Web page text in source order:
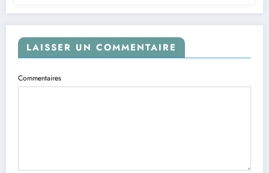
LAISSER UN COMMENTAIRE
Commentaires